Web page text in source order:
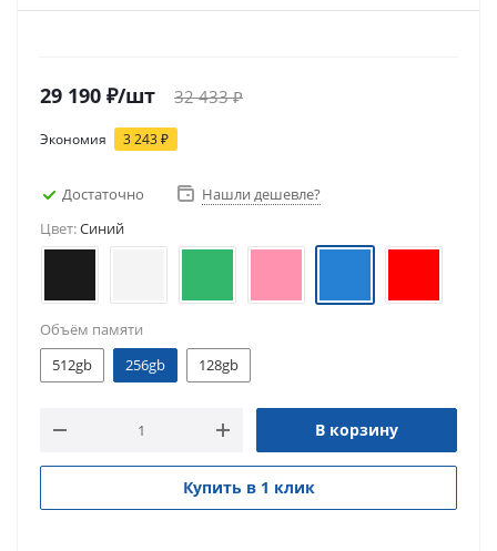
29 190 ₽/шт 32 433₽
Экономия 3 243₽
Достаточно
Нашли дешевле?
Цвет:Синий
Объём памяти
512gb
256gb 128gb
В корзину
Купить в 1 клик